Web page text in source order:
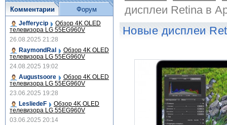
дисплеи Retina в
Новые дисплеи
Комментарии
Jefferycip Обзор 4K OLED
телевизора LG 55EG960V
26.08.2025 21:28
RaymondRal
Обзор 4K OLED
телевизора LG 55EG960V
24.08.2025 19:02
Augustsoore
Обзор 4K OLED
телевизора LG 55EG960V
23.06.2025 19:28
LesliedeF
Обзор 4K OLED
телевизора LG 55EG960V
03.06.2025 20:14
Форум